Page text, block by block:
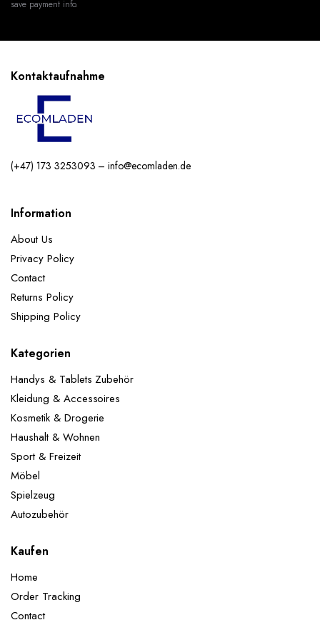
save payment info.
Kontaktaufnahme
(+47) 173 3253093 – info@ecomladen.de
Information
About Us
Privacy Policy
Contact
Returns Policy
Shipping Policy
Kategorien
Handys & Tablets Zubehör
Kleidung & Accessoires
Kosmetik & Drogerie
Haushalt & Wohnen
Sport & Freizeit
Möbel
Spielzeug
Autozubehör
Kaufen
Home
Order Tracking
Contact